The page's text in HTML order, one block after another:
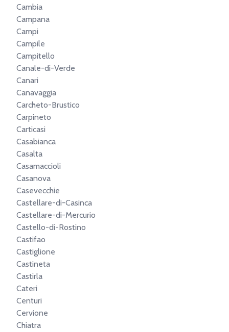
Cambia
Campana
Campi
Campile
Campitello
Canale-di-Verde
Canari
Canavaggia
Carcheto-Brustico
Carpineto
Carticasi
Casabianca
Casalta
Casamaccioli
Casanova
Casevecchie
Castellare-di-Casinca
Castellare-di-Mercurio
Castello-di-Rostino
Castifao
Castiglione
Castineta
Castirla
Cateri
Centuri
Cervione
Chiatra